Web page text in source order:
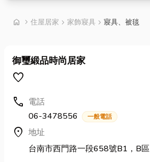
home chevron_right 首頁
住屋居家 chevron_right 家飾寢具 chevron_right 寢具、被毯
御璽緞品時尚居家
favorite
call 電話
06-3478556
一般電話
location_on 地址
台南市西門路一段658號B1，B區